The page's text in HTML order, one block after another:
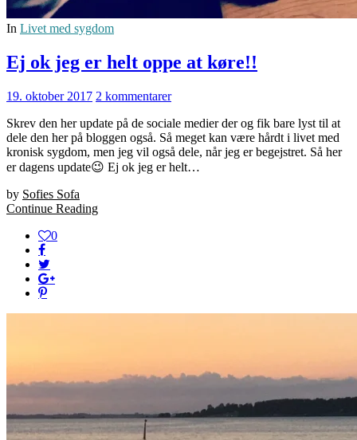
In Livet med sygdom
Ej ok jeg er helt oppe at køre!!
19. oktober 2017 2 kommentarer
Skrev den her update på de sociale medier der og fik bare lyst til at
dele den her på bloggen også. Så meget kan være hårdt i livet med
kronisk sygdom, men jeg vil også dele, når jeg er begejstret. Så her
er dagens update😉 Ej ok jeg er helt…
by Sofies Sofa
Continue Reading
0